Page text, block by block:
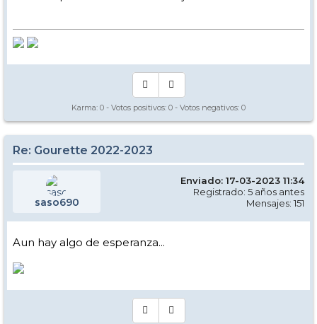
Karma: 0 - Votos positivos: 0 - Votos negativos: 0
Re: Gourette 2022-2023
saso690
Enviado: 17-03-2023 11:34
Registrado: 5 años antes
Mensajes: 151
Aun hay algo de esperanza...